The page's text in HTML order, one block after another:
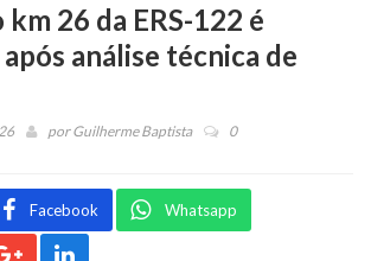
26 da ERS-122 é
análise técnica de
porGuilherme Baptista 0
Facebook Whatsapp